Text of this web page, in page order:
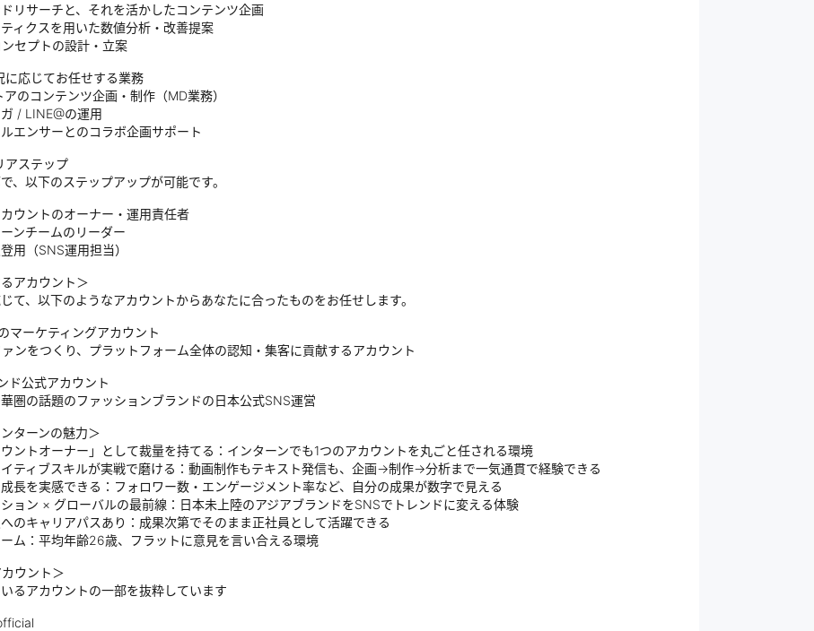
ドリサーチと、それを活かしたコンテンツ企画
ティクスを用いた数値分析・改善提案
ンセプトの設計・立案
応じてお任せする業務
アのコンテンツ企画・制作（MD業務）
ガ / LINE@の運用
ルエンサーとのコラボ企画サポート
ステップ
、以下のステップアップが可能です。
カウントのオーナー・運用責任者
ーンチームのリーダー
用（SNS運用担当）
アカウント＞
て、以下のようなアカウントからあなたに合ったものをお任せします。
ーケティングアカウント
ンをつくり、プラットフォーム全体の認知・集客に貢献するアカウント
公式アカウント
圏の話題のファッションブランドの日本公式SNS運営
ターンの魅力＞
ウントオーナー」として裁量を持てる：インターンでも1つのアカウントを丸ごと任される環境
イティブスキルが実戦で磨ける：動画制作もテキスト発信も、企画→制作→分析まで一気通貫で経験できる
成長を実感できる：フォロワー数・エンゲージメント率など、自分の成果が数字で見える
ション × グローバルの最前線：日本未上陸のアジアブランドをSNSでトレンドに変える体験
へのキャリアパスあり：成果次第でそのまま正社員として活躍できる
ーム：平均年齢26歳、フラットに意見を言い合える環境
ウント＞
るアカウントの一部を抜粋しています